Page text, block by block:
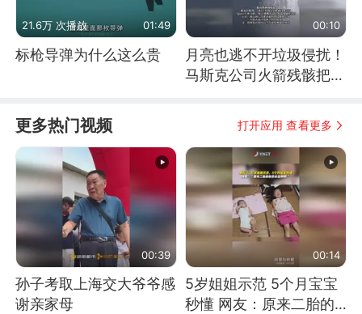
21.6万 次播放 01:49
标枪导弹为什么这么贵
00:10
月亮也逃不开垃圾侵扰！
马斯克公司火箭残骸把月
更多热门视频 打开应用 查看更多
00:39
孙子考取上海交大爷爷感
谢亲家母
00:14
5岁姐姐示范 5个月宝宝
秒懂 网友：原来二胎的